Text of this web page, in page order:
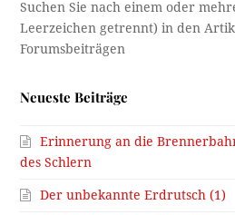
Neueste Beiträge
Erinnerung an die
des Schlern
Der unbekannte Erdrutsch (1)